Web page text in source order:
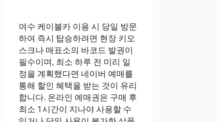
여수 케이블카 이용 시 당일 방문
하여 즉시 탑승하려면 현장 키오
스크나 매표소의 바코드 발권이
필수이며, 최소 하루 전 미리 일
정을 계획했다면 네이버 예매를
통해 할인 혜택을 받는 것이 유리
합니다. 온라인 예매권은 구매 후
최소 1시간이 지나야 사용할 수